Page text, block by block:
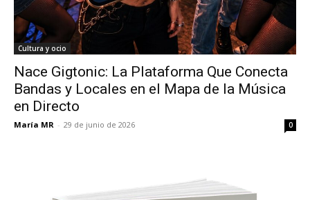
Cultura y ocio
Nace Gigtonic: La Plataforma Que Conecta
Bandas y Locales en el Mapa de la Música
en Directo
María MR - 29 de junio de 2026 0